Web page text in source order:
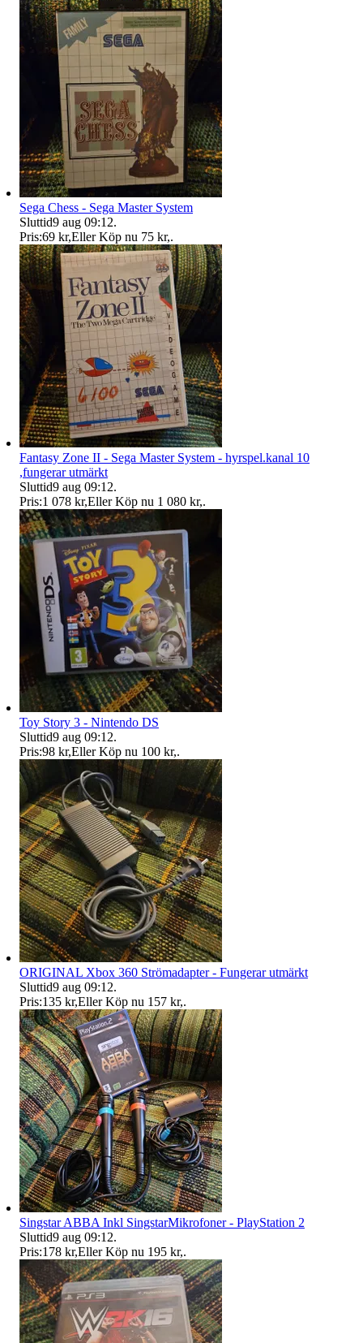
Sega Chess - Sega Master System
Sluttid9 aug 09:12.
Pris:69 kr,Eller Köp nu 75 kr,.
Fantasy Zone II - Sega Master System - hyrspel.kanal 10
,fungerar utmärkt
Sluttid9 aug 09:12.
Pris:1 078 kr,Eller Köp nu 1 080 kr,.
Toy Story 3 - Nintendo DS
Sluttid9 aug 09:12.
Pris:98 kr,Eller Köp nu 100 kr,.
ORIGINAL Xbox 360 Strömadapter - Fungerar utmärkt
Sluttid9 aug 09:12.
Pris:135 kr,Eller Köp nu 157 kr,.
Singstar ABBA Inkl SingstarMikrofoner - PlayStation 2
Sluttid9 aug 09:12.
Pris:178 kr,Eller Köp nu 195 kr,.